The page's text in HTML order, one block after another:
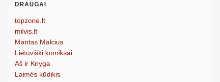
DRAUGAI
topzone.lt
milvis.lt
Mantas Malcius
Lietuviški komiksai
Aš ir Knyga
Laimės kūdikis